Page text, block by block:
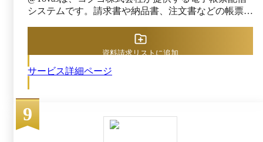
システムです。請求書や納品書、注文書などの帳票を
手段で配信可能です。経理や営業、購買など、部門ご
とに異なる多様な帳票フォーマットにも柔軟に対応し
生していた紙の郵送やFAX送信作業を効率化し、手作
既存の基幹システムともAPI連携が可能で、帳票送付
における誤送信や封入ミスのリスクを低減できるのも
メリットです。@Tovasには、アーカイブ機能などを
利用することで、送信した帳票を電子帳簿保存法に対
サービス詳細ページ
資料請求リストに追加
9